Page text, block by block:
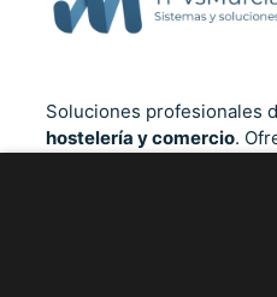
Soluciones profesionales
hostelería y comercio.